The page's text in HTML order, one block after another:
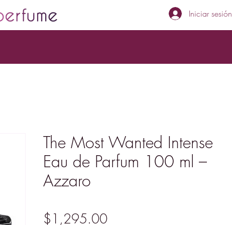
Iniciar sesión
The Most Wanted Intense
Eau de Parfum 100 ml –
Azzaro
$1,295.00Precio